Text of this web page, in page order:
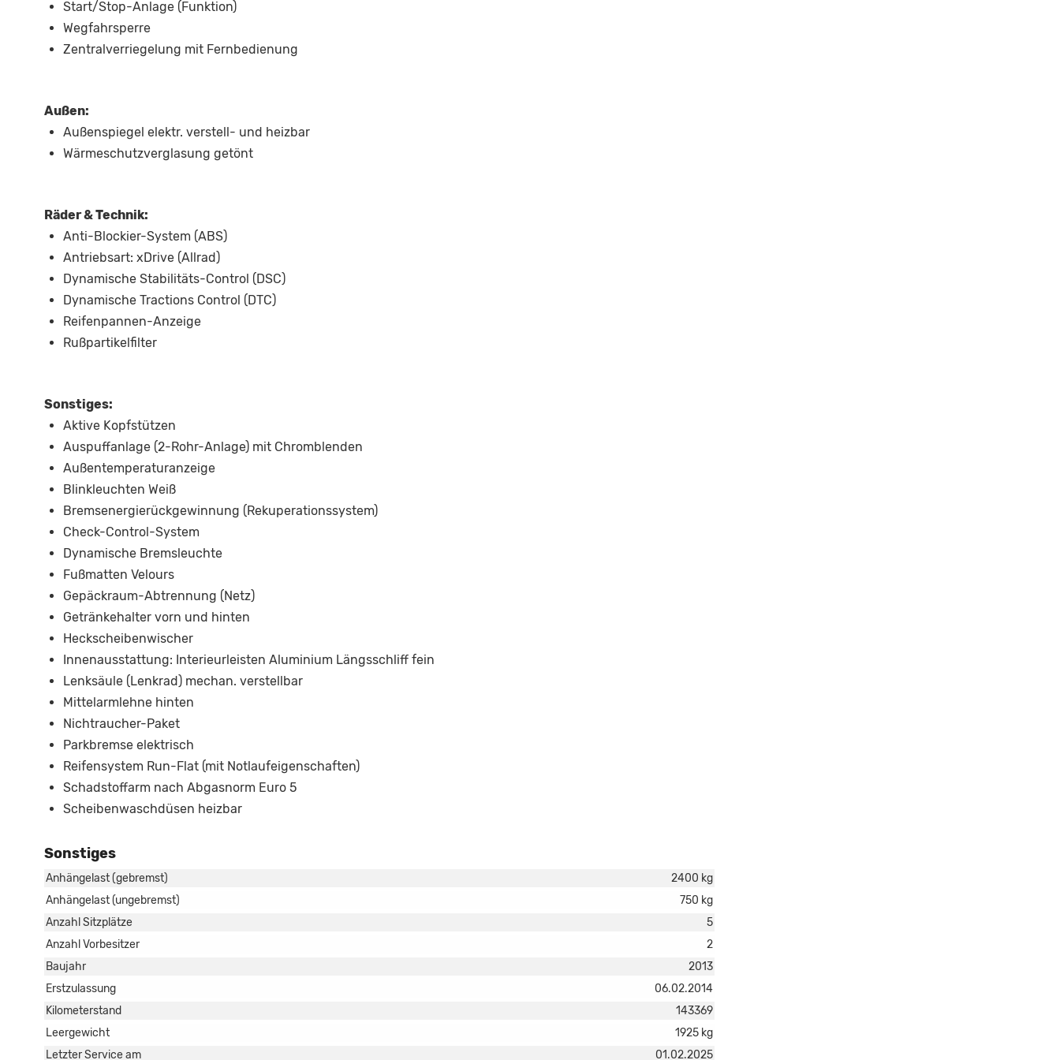
Start/Stop-Anlage (Funktion)
Wegfahrsperre
Zentralverriegelung mit Fernbedienung
Außen:
Außenspiegel elektr. verstell- und heizbar
Wärmeschutzverglasung getönt
Räder & Technik:
Anti-Blockier-System (ABS)
Antriebsart: xDrive (Allrad)
Dynamische Stabilitäts-Control (DSC)
Dynamische Tractions Control (DTC)
Reifenpannen-Anzeige
Rußpartikelfilter
Sonstiges:
Aktive Kopfstützen
Auspuffanlage (2-Rohr-Anlage) mit Chromblenden
Außentemperaturanzeige
Blinkleuchten Weiß
Bremsenergierückgewinnung (Rekuperationssystem)
Check-Control-System
Dynamische Bremsleuchte
Fußmatten Velours
Gepäckraum-Abtrennung (Netz)
Getränkehalter vorn und hinten
Heckscheibenwischer
Innenausstattung: Interieurleisten Aluminium Längsschliff fein
Lenksäule (Lenkrad) mechan. verstellbar
Mittelarmlehne hinten
Nichtraucher-Paket
Parkbremse elektrisch
Reifensystem Run-Flat (mit Notlaufeigenschaften)
Schadstoffarm nach Abgasnorm Euro 5
Scheibenwaschdüsen heizbar
Sonstiges
Anhängelast (gebremst)
2400 kg
Anhängelast (ungebremst)
750 kg
Anzahl Sitzplätze
5
Anzahl Vorbesitzer
2
Baujahr
2013
Erstzulassung
06.02.2014
Kilometerstand
143369
Leergewicht
1925 kg
Letzter Service am
01.02.2025